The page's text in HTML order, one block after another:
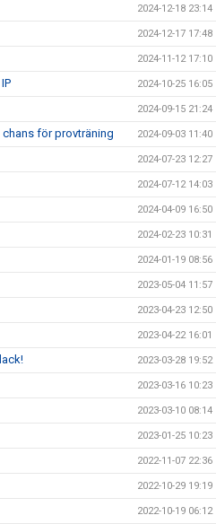
2024-12-18 23:14
2024-12-17 17:48
2024-11-12 17:10
2024-10-25 16:05
2024-09-15 21:24
chans för provträning 2024-09-03 11:40
2024-07-23 12:27
2024-07-12 14:03
2024-04-09 16:50
2024-02-23 10:31
2024-01-19 08:56
2023-05-04 11:57
2023-04-23 12:50
2023-04-22 16:01
2023-03-28 19:52
2023-03-16 10:23
2023-03-10 08:14
2023-01-25 10:23
2022-11-07 22:36
2022-10-29 19:19
2022-10-19 06:12